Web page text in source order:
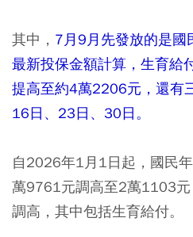
其中， 7月9月先發放的是國
最新投保金額計算，生育給
提高至約4萬2206元，還有
16日、23日、30日。
自2026年1月1日起，國民
萬9761元調高至2萬1103
調高，其中包括生育給付。